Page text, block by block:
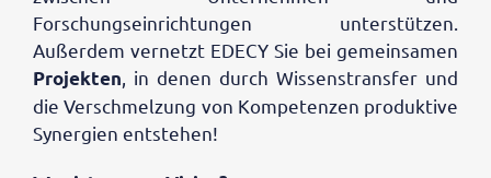
Forschungseinrichtungen unterstützen.
Außerdem vernetzt EDECY Sie bei gemeinsamen
Projekten , in denen durch Wissenstransfer und
die Verschmelzung von Kompetenzen produktive
Synergien entstehen!